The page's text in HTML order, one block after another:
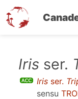
contenu
Iris ser.
Iris ser.
sensu